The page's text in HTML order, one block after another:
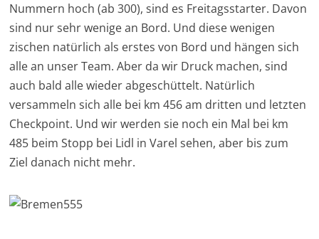
Nummern hoch (ab 300), sind es Freitagsstarter. Davon
sind nur sehr wenige an Bord. Und diese wenigen
zischen natürlich als erstes von Bord und hängen sich
alle an unser Team. Aber da wir Druck machen, sind
auch bald alle wieder abgeschüttelt. Natürlich
versammeln sich alle bei km 456 am dritten und letzten
Checkpoint. Und wir werden sie noch ein Mal bei km
485 beim Stopp bei Lidl in Varel sehen, aber bis zum
Ziel danach nicht mehr.